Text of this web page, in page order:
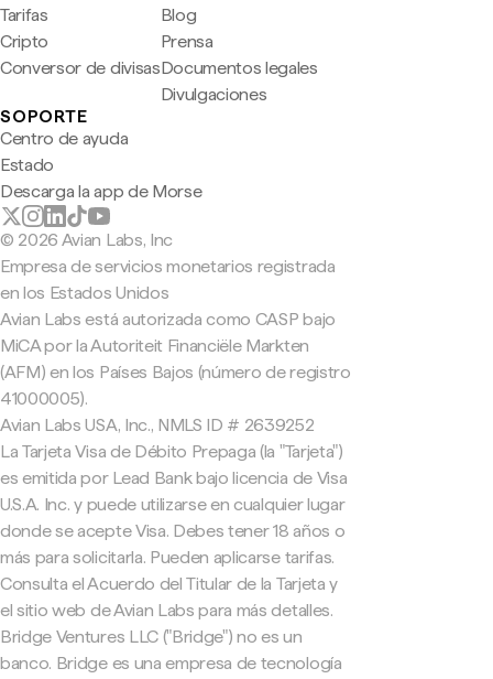
Tarifas
Cripto
Conversor de divisas
Blog
Prensa
Documentos legales
Divulgaciones
SOPORTE
Centro de ayuda
Estado
Descarga la app de Morse
© 2026 Avian Labs, Inc
Empresa de servicios monetarios registrada
en los Estados Unidos
Avian Labs está autorizada como CASP bajo
MiCA por la Autoriteit Financiële Markten
(AFM) en los Países Bajos (número de registro
41000005).
Avian Labs USA, Inc., NMLS ID # 2639252
La Tarjeta Visa de Débito Prepaga (la "Tarjeta")
es emitida por Lead Bank bajo licencia de Visa
U.S.A. Inc. y puede utilizarse en cualquier lugar
donde se acepte Visa. Debes tener 18 años o
más para solicitarla. Pueden aplicarse tarifas.
Consulta el Acuerdo del Titular de la Tarjeta y
el sitio web de Avian Labs para más detalles.
Bridge Ventures LLC ("Bridge") no es un
banco. Bridge es una empresa de tecnología